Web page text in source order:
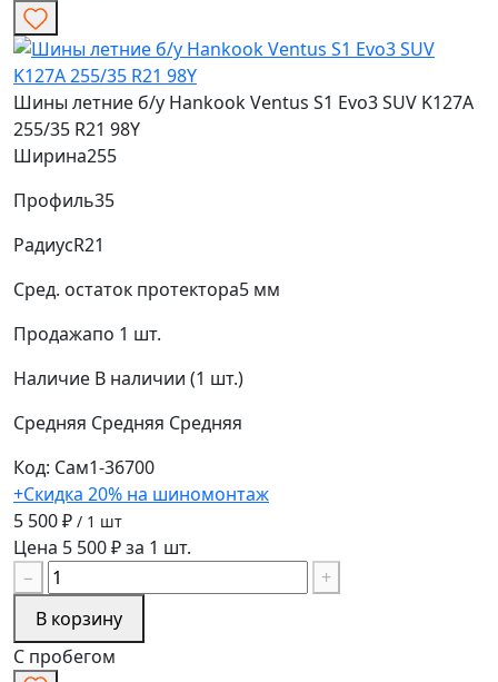
Шины летние б/у Hankook Ventus S1 Evo3 SUV K127A
255/35 R21 98Y
Ширина255
Профиль35
РадиусR21
Сред. остаток протектора5 мм
Продажапо 1 шт.
Наличие В наличии (1 шт.)
Средняя Средняя Средняя
Код: Сам1-36700
+Скидка 20% на шиномонтаж
5 500 ₽ / 1 шт
Цена 5 500 ₽ за 1 шт.
−
+
В корзину
С пробегом